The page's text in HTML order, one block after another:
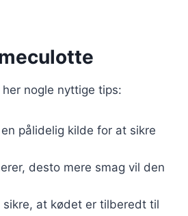
nogle nyttige tips:
pålidelig kilde for at sikre
desto mere smag vil den
at kødet er tilberedt til